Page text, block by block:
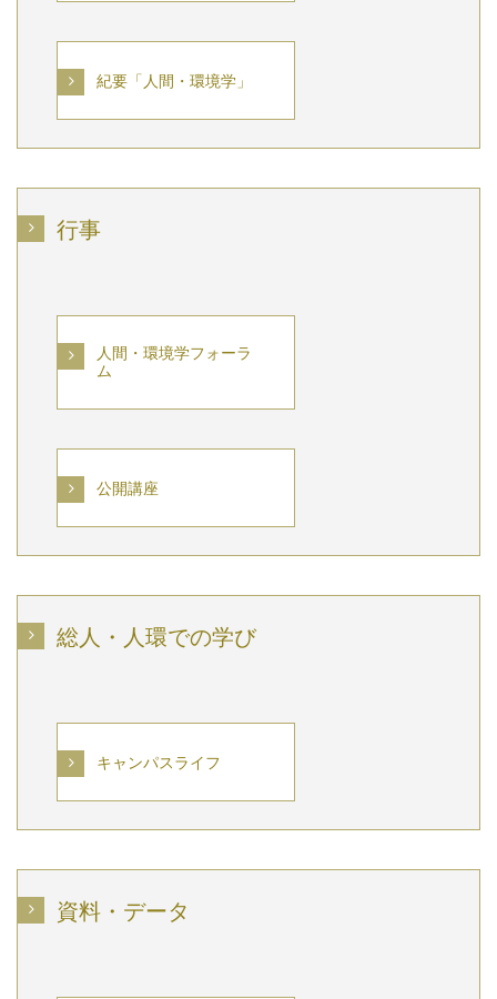
紀要「人間・環境学」
行事
人間・環境学フォーラ
ム
公開講座
総人・人環での学び
キャンパスライフ
資料・データ